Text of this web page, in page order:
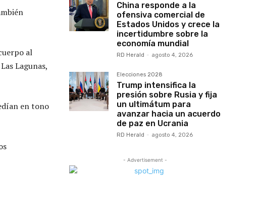
al
Lagunas,
en tono
China responde a la
ofensiva comercial de
Estados Unidos y crece la
incertidumbre sobre la
economía mundial
RD Herald - agosto 4, 2026
Elecciones 2028
Trump intensifica la
presión sobre Rusia y fija
un ultimátum para
avanzar hacia un acuerdo
de paz en Ucrania
RD Herald - agosto 4, 2026
- Advertisement -